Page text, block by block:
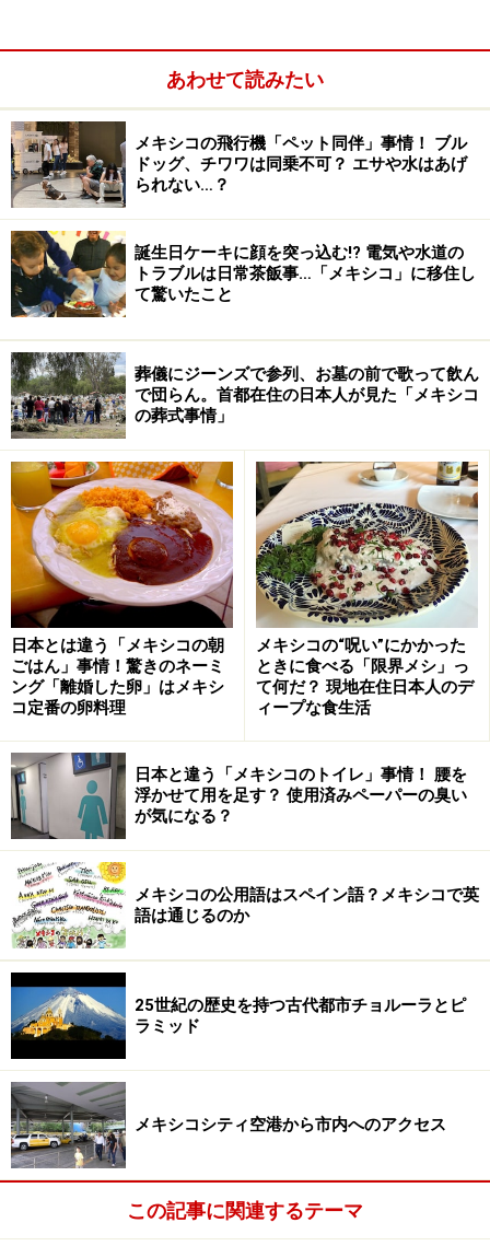
この記事では、ティファナ滞在におすすめな高級ホテル
2つと、リーズナブル・ホテル1つを紹介します。
こちらもあわせてどうぞ＞＞＞ 米国国境近く 人気のテ
ィファナの基本情報 、メキシコ最高峰グルメの町、ティ
ファナの楽しみ方
レストラン巡りやショッピングにも最高な
立地の5つ星ホテル、カミノレアル
カミノレアルの外観（写真上）とロビー（写真下）
(C)Camino Real
モダンで落ち着いたスタンダードの客室 (C)Camino Real
メキシコの全国的な高級ホテルチェーンのカミノレア
ル・グループが運営するホテル・カミノレアル・ティフ
ァナ。全263室で、市内で最高級クラスのホテルのひと
つです。商業、ビジネスの中心街であるソナリオ地区に
あり、市内最大のショッピングモール、プラサ・リオの
目の前に位置する立地の良さから、内外の観光客に人気
があります。スーパーマーケットや、ティファナ文化セ
ンター、洗練されたレストラン、カフェがすべて徒歩圏
内で、ティファナ国際空港、アメリカとの国境へのアク
セスが良いのも魅力。
あわせて読みたい
メキシコの飛行機「ペット同伴」事情！ ブル
ドッグ、チワワは同乗不可？ エサや水はあげ
られない…？
誕生日ケーキに顔を突っ込む!? 電気や水道の
トラブルは日常茶飯事…「メキシコ」に移住し
て驚いたこと
葬儀にジーンズで参列、お墓の前で歌って飲ん
で団らん。首都在住の日本人が見た「メキシコ
の葬式事情」
日本とは違う「メキシコの朝
ごはん」事情！驚きのネーミ
ング「離婚した卵」はメキシ
コ定番の卵料理
メキシコの“呪い”にかかった
ときに食べる「限界メシ」っ
て何だ？ 現地在住日本人のデ
ィープな食生活
日本と違う「メキシコのトイレ」事情！ 腰を
浮かせて用を足す？ 使用済みペーパーの臭い
が気になる？
メキシコの公用語はスペイン語？メキシコで英
語は通じるのか
25世紀の歴史を持つ古代都市チョルーラとピ
ラミッド
メキシコシティ空港から市内へのアクセス
この記事に関連するテーマ